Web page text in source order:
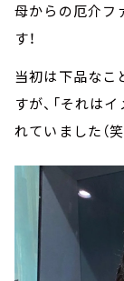
母からの厄介フ
す！
当初は下品なこ
すが、「それは
れていました（